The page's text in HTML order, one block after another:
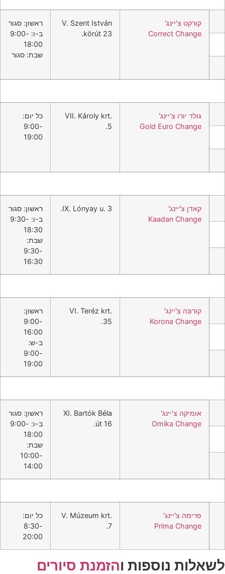
קורקט צ'יינג'
Correct Change
V. Szent István
körút 23.
ראשון: סגור
ב-ו: 9:00-
18:00
שבת: סגור
גולד יורו צ'יינג'
Gold Euro Change
VII. Károly krt.
5.
כל יום:
9:00-
19:00
קאדן צ'יינג'
Kaadan Change
IX. Lónyay u. 3.
ראשון: סגור
ב-ו: 9:30-
18:30
שבת:
9:30-
16:30
קורונה צ'יינג'
Korona Change
VI. Teréz krt.
35.
ראשון:
9:00-
16:00
ב-ש:
9:00-
19:00
אומיקה צ'יינג'
Omika Change
XI. Bartók Béla
út 16.
ראשון: סגור
ב-ו: 9:00-
18:00
שבת:
10:00-
14:00
פרימה צ'יינג'
Prima Change
V. Múzeum krt.
7.
כל יום:
8:30-
20:00
לשאלות נוספות והזמנת סיורים